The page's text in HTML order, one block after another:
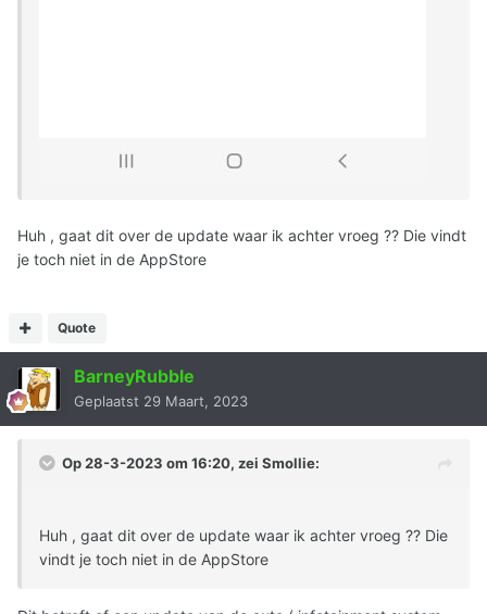
Huh , gaat dit over de update waar ik achter vroeg ?? Die vindt
je toch niet in de AppStore
Quote
BarneyRubble
Geplaatst 29 Maart, 2023
Op 28-3-2023 om 16:20, zei Smollie:
Huh , gaat dit over de update waar ik achter vroeg ?? Die
vindt je toch niet in de AppStore